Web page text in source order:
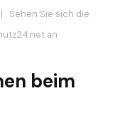
| Sehen Sie sich die
an
beim